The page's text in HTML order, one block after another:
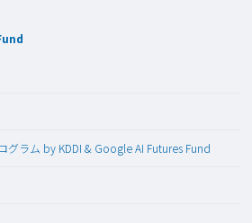
グラム by KDDI & Google AI Futures Fund